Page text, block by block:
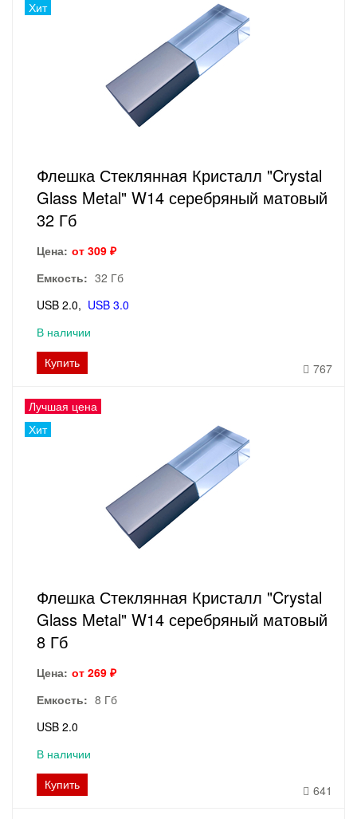
Хит
Флешка Стеклянная Кристалл "Crystal
Glass Metal" W14 серебряный матовый
32 Гб
Цена: от 309 ₽
Емкость: 32 Гб
USB 2.0
USB 3.0
В наличии
Купить
767
Лучшая цена
Хит
Флешка Стеклянная Кристалл "Crystal
Glass Metal" W14 серебряный матовый
8 Гб
Цена: от 269 ₽
Емкость: 8 Гб
USB 2.0
В наличии
Купить
641